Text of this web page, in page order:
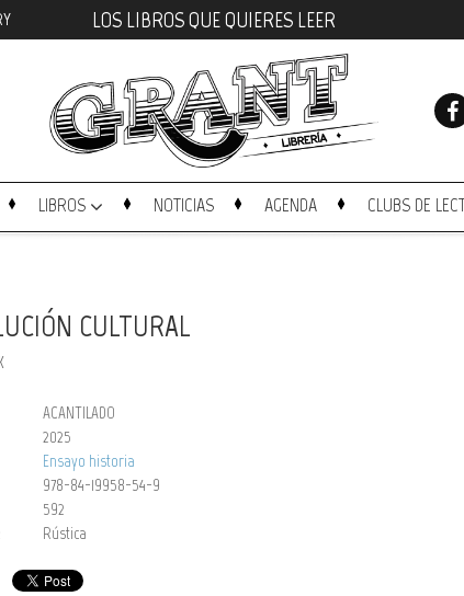
LOS LIBROS QUE QUIERES LEER
LIBROS NOTICIAS AGENDA CLUBS DE
CULTURAL
ACANTILADO
2025
Ensayo historia
978-84-19958-54-9
592
Rústica